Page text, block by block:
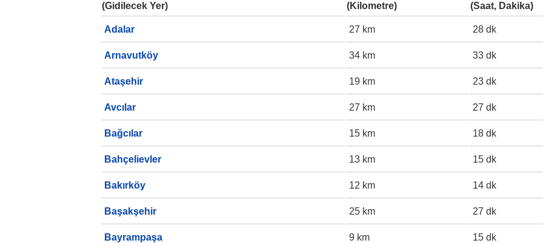
(Gidilecek Yer)
(Kilometre)
(Saat, Dakika)
Adalar 27 km 28 dk
Arnavutköy 34 km 33 dk
Ataşehir 19 km 23 dk
Avcılar 27 km 27 dk
Bağcılar 15 km 18 dk
Bahçelievler 13 km 15 dk
Bakırköy 12 km 14 dk
Başakşehir 25 km 27 dk
Bayrampaşa 9 km 15 dk